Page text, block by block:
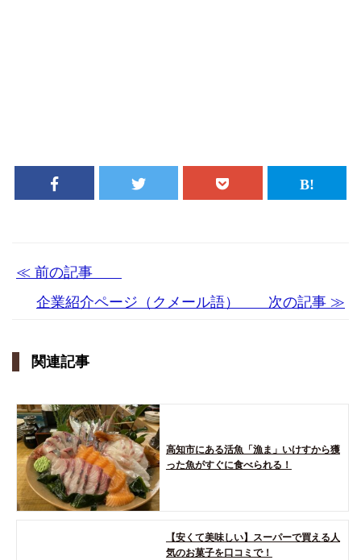
≪ 前の記事
企業紹介ページ（クメール語） 次の記事 ≫
関連記事
高知市にある活魚「漁ま」いけすから獲
った魚がすぐに食べられる！
【安くて美味しい】スーパーで買える人
気のお菓子を口コミで！